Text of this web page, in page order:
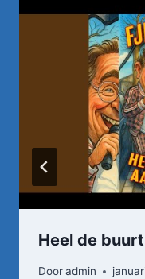
Heel de
Dooradmin